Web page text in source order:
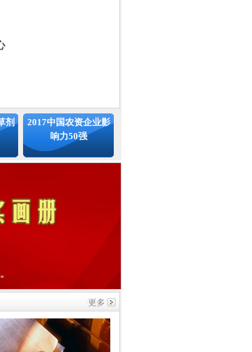
会
中心
统计局中国统计信
后）
委会主任
博导
剂 2017中国农资企业影
响力50强